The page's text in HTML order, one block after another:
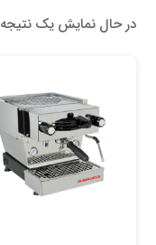
در حال نمایش یک نتیجه